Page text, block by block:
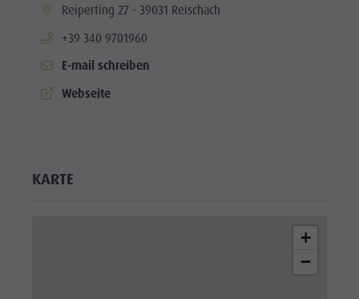
aria.location:
Reiperting 27 - 39031 Reischach
aria.phone:
+39 340 9701960
E-mail schreiben
aria.website:
Webseite
KARTE
+
−